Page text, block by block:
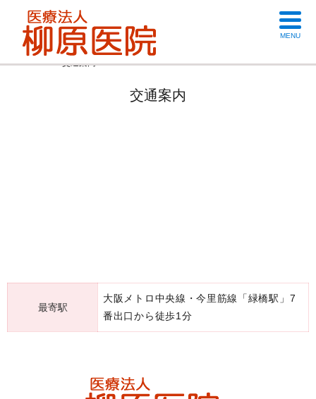
MENU
HOME 交通案内
交通案内
最寄駅
大阪メトロ中央線・今里筋線「緑橋駅」7
番出口から徒歩1分